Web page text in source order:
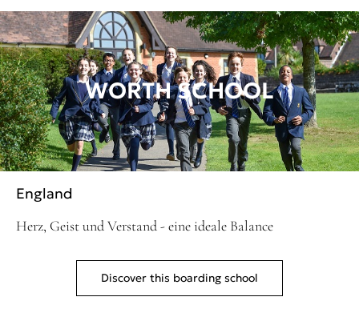
WORTH SCHOOL
England
Herz, Geist und Verstand - eine ideale Balance
Discover this boarding school